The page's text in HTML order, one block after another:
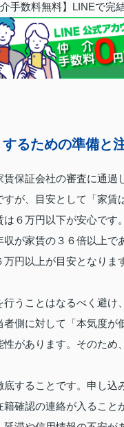
手数料無料】LINEで完
るための準備と
保証会社の審査に通
が、目安として「家
６万円以下が安心で
が家賃の３６倍以上
円以上が目安となり
うことはなるべく避
側に対して「本気度
があります。そのた
することです。申し
確認の連絡が入るこ